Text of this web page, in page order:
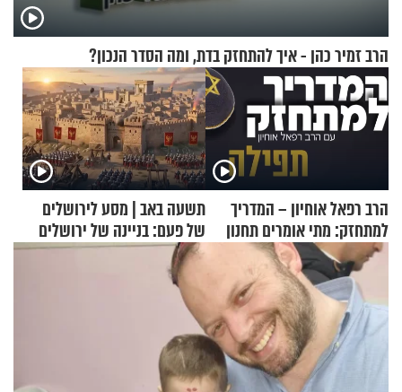
הרב זמיר כהן - איך להתחזק בדת, ומה הסדר הנכון?
הרב רפאל אוחיון – המדריך
למתחזק: מתי אומרים תחנון
ואיך עולים לתורה?
תשעה באב | מסע לירושלים
של פעם: בניינה של ירושלים